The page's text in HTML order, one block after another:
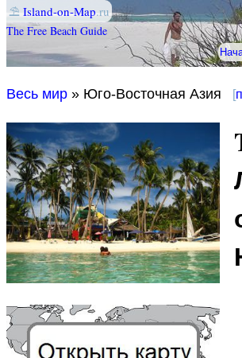
⛱ Island-on-Map.ru
The Free Beach Guide
Весь мир » Юго-Восточная Азия [